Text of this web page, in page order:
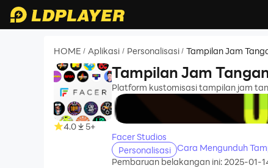
HOME / Aplikasi / Personalisasi / Tampilan Jam
4.0 5+
Tampilan Jam
Platform kustomisasi tampilan jam
recommend
Facer Studios
Personalisasi
Cara Mengunduh
Pembaruan belakangan ini: 2025-01-